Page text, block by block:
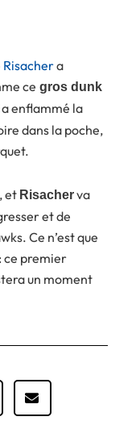
a
ce gros dunk
enflammé la
dans la poche,
et Risacherva
et de
Ce n’est que
ce premier
un moment